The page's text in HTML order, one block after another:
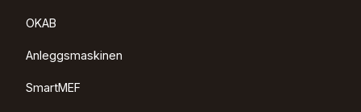
OKAB
Anleggsmaskinen
SmartMEF